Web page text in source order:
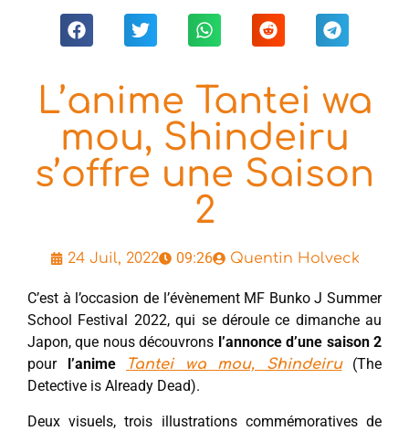
L’anime Tantei wa
mou, Shindeiru
s’offre une Saison
2
24 Juil, 2022 09:26 Quentin Holveck
C’est à l’occasion de l’évènement MF Bunko J Summer
School Festival 2022, qui se déroule ce dimanche au
Japon, que nous découvrons l’annonce d’une saison 2
pour l’anime Tantei wa mou, Shindeiru(The
Detective is Already Dead).
Deux visuels, trois illustrations commémoratives de